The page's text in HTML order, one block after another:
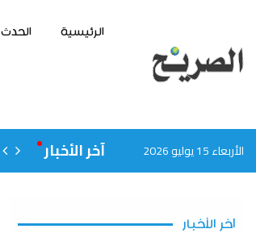
الرئيسية الحدث
الأربعاء 15 يوليو 2026 آخر الأخبار
آخر الأخبار